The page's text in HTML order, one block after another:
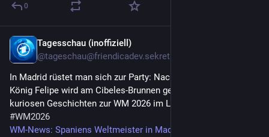
0
Tagesschau (inoffiziell)
@tageschau@friendicadev.sekretaerbaer.de
In Madrid rüstet man sich zur Party: Nach dem Empfang bei
König Felipe wird am Cibeles-Brunnen gefeiert. Alle News und
kuriosen Geschichten zur WM 2026 im Liveblog.
#WM2026
WM-News: Spaniens Weltmeister in Madrid gelandet - jetzt